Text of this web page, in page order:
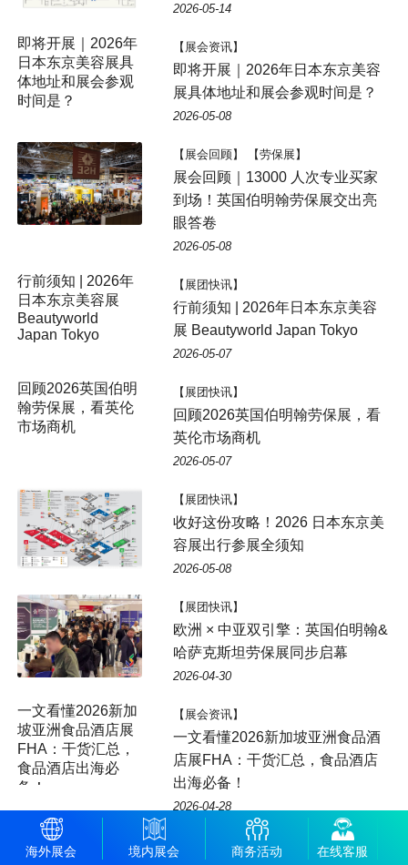
2026-05-14
即将开展｜2026年
日本东京美容展具
体地址和展会参观
时间是？
【展会资讯】
即将开展｜2026年日本东京美容
展具体地址和展会参观时间是？
2026-05-08
【展会回顾】 【劳保展】
展会回顾｜13000 人次专业买家
到场！英国伯明翰劳保展交出亮
眼答卷
2026-05-08
【展团快讯】
行前须知 | 2026年日本东京美容
展 Beautyworld Japan Tokyo
2026-05-07
【展团快讯】
回顾2026英国伯明翰劳保展，看
英伦市场商机
2026-05-07
【展团快讯】
收好这份攻略！2026 日本东京美
容展出行参展全须知
2026-05-08
【展团快讯】
欧洲 × 中亚双引擎：英国伯明翰&
哈萨克斯坦劳保展同步启幕
2026-04-30
【展会资讯】
一文看懂2026新加坡亚洲食品酒
店展FHA：干货汇总，食品酒店
出海必备！
2026-04-28
【展会回顾】 【建材展】
海外展会 境内展会 商务活动 在线客服